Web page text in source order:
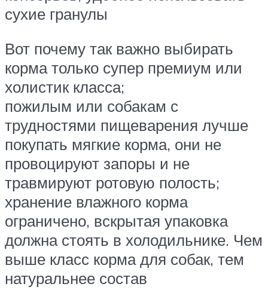
сухие гранулы
Вот почему так важно выбирать
корма только супер премиум или
холистик класса;
пожилым или собакам с
трудностями пищеварения лучше
покупать мягкие корма, они не
провоцируют запоры и не
травмируют ротовую полость;
хранение влажного корма
ограничено, вскрытая упаковка
должна стоять в холодильнике. Чем
выше класс корма для собак, тем
натуральнее состав